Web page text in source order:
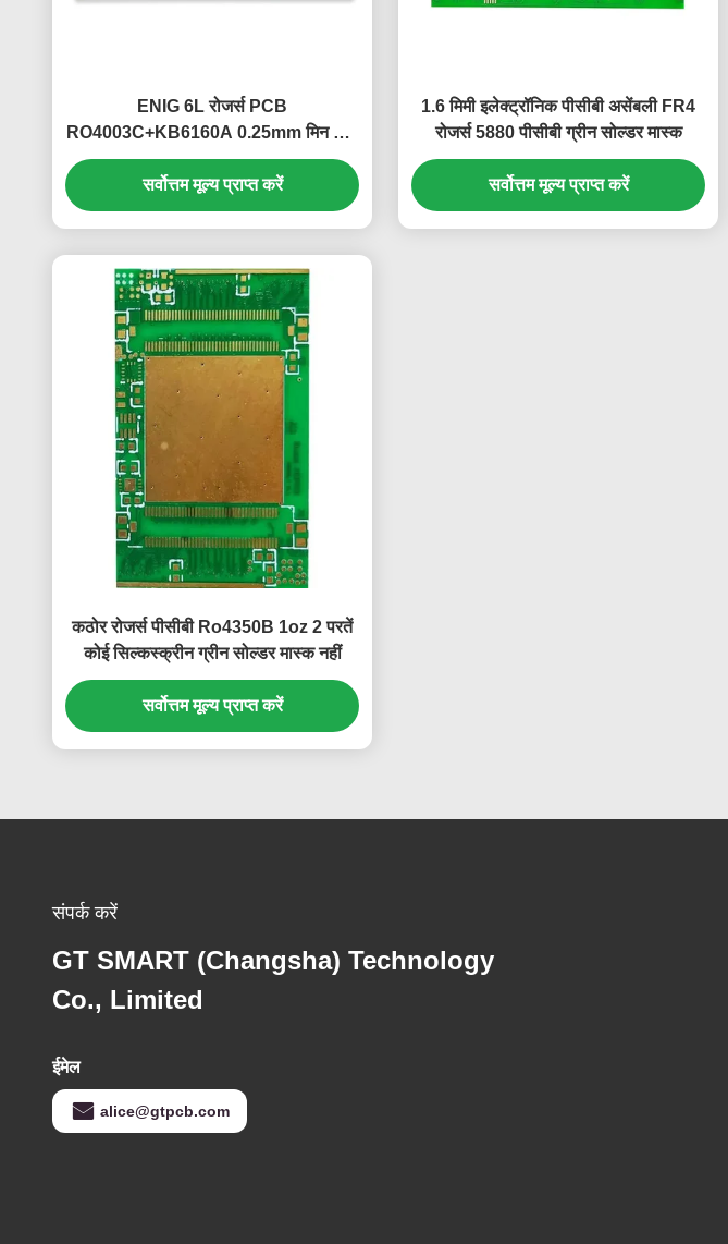
ENIG 6L रोजर्स PCB
RO4003C+KB6160A 0.25mm मिन होल
104.53*154.55mm
सर्वोत्तम मूल्य प्राप्त करें
1.6 मिमी इलेक्ट्रॉनिक पीसीबी असेंबली FR4
रोजर्स 5880 पीसीबी ग्रीन सोल्डर मास्क
सर्वोत्तम मूल्य प्राप्त करें
कठोर रोजर्स पीसीबी Ro4350B 1oz 2 परतें
कोई सिल्कस्क्रीन ग्रीन सोल्डर मास्क नहीं
सर्वोत्तम मूल्य प्राप्त करें
संपर्क करें
GT SMART (Changsha) Technology
Co., Limited
ईमेल
alice@gtpcb.com